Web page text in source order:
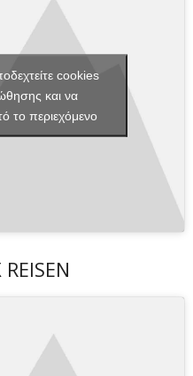
cookies
και να
το περιεχόμενο